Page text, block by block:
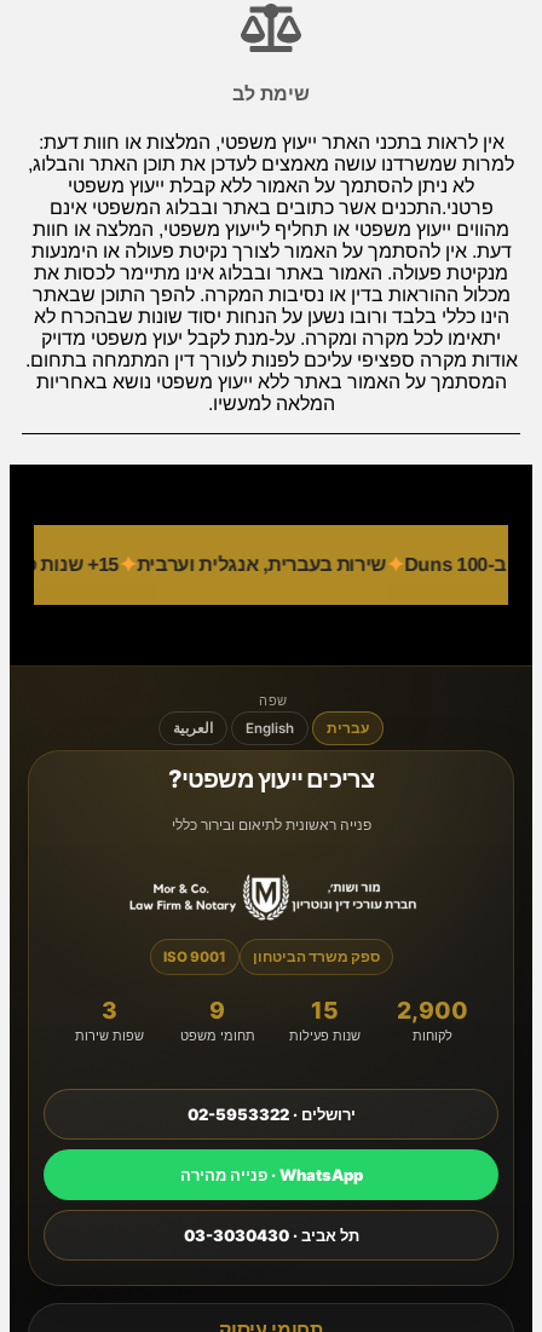
שימת לב
אין לראות בתכני האתר ייעוץ משפטי, המלצות או חוות דעת:
למרות שמשרדנו עושה מאמצים לעדכן את תוכן האתר והבלוג,
לא ניתן להסתמך על האמור ללא קבלת ייעוץ משפטי
פרטני.התכנים אשר כתובים באתר ובבלוג המשפטי אינם
מהווים ייעוץ משפטי או תחליף לייעוץ משפטי, המלצה או חוות
דעת. אין להסתמך על האמור לצורך נקיטת פעולה או הימנעות
מנקיטת פעולה. האמור באתר ובבלוג אינו מתיימר לכסות את
מכלול ההוראות בדין או נסיבות המקרה. להפך התוכן שבאתר
הינו כללי בלבד ורובו נשען על הנחות יסוד שונות שבהכרח לא
יתאימו לכל מקרה ומקרה. על-מנת לקבל יעוץ משפטי מדויק
אודות מקרה ספציפי עליכם לפנות לעורך דין המתמחה בתחום.
המסתמך על האמור באתר ללא ייעוץ משפטי נושא באחריות
המלאה למעשיו.
שירות בעברית, אנגלית וערבית 15+ שנות פעילות
שפה
עברית
English العربية
צריכים ייעוץ משפטי?
פנייה ראשונית לתיאום ובירור כללי
ספק משרד הביטחון ISO 9001
2,900
לקוחות
15
שנות פעילות
9
תחומי משפט
3
שפות שירות
ירושלים · 02-5953322
WhatsApp · פנייה מהירה
תל אביב · 03-3030430